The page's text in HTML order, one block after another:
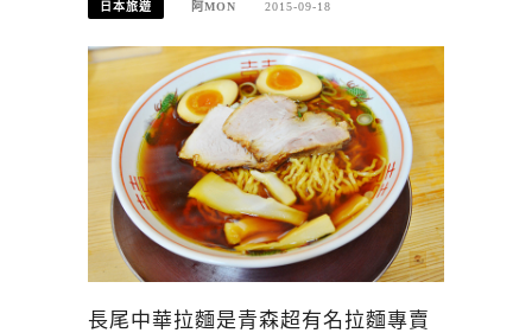
日本旅遊 阿MON 2015-09-18
長尾中華拉麵是青森超有名拉麵專賣